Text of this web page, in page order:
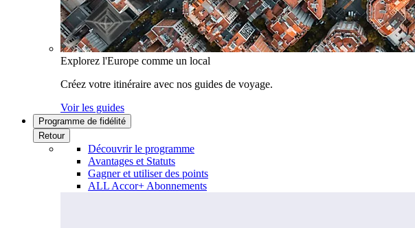
Explorez l'Europe comme un local
Créez votre itinéraire avec nos guides de voyage.
Voir les guides
Programme de fidélité
Retour
Découvrir le programme
Avantages et Statuts
Gagner et utiliser des points
ALL Accor+ Abonnements